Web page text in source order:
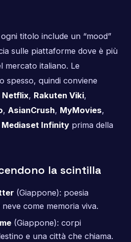
titolo include un “mood”
sulle piattaforme dove è più
mercato italiano. Le
spesso, quindi conviene
Netflix, Rakuten Viki,
, AsianCrush, MyMovies,
Mediaset Infinityprima della
la scintilla
(Giappone): poesia
come memoria viva.
(Giappone): corpi
e una città che chiama.